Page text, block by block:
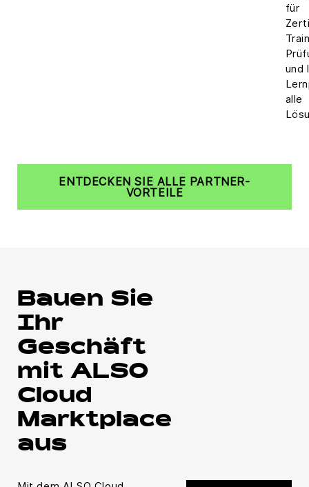
für
und
alle
ENTDECKEN SIE ALLE PARTNER-
VORTEILE
Bauen Sie
Ihr
Geschäft
mit ALSO
Cloud
Marktplace
aus